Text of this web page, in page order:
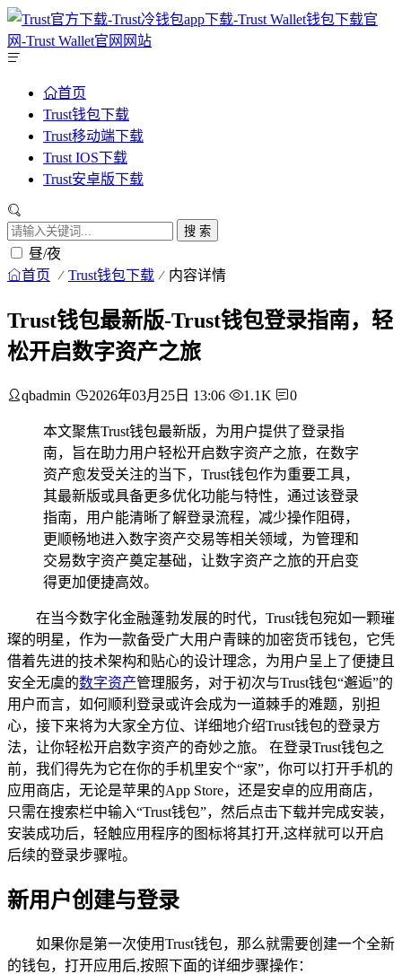
首页
Trust钱包下载
Trust移动端下载
Trust IOS下载
Trust安卓版下载
搜 索
昼/夜
首页 Trust钱包下载 内容详情
Trust钱包最新版-Trust钱包登录指南，轻
松开启数字资产之旅
qbadmin 2026年03月25日 13:06 1.1K 0
本文聚焦Trust钱包最新版，为用户提供了登录指
南，旨在助力用户轻松开启数字资产之旅，在数字
资产愈发受关注的当下，Trust钱包作为重要工具，
其最新版或具备更多优化功能与特性，通过该登录
指南，用户能清晰了解登录流程，减少操作阻碍，
更顺畅地进入数字资产交易等相关领域，为管理和
交易数字资产奠定基础，让数字资产之旅的开启变
得更加便捷高效。
在当今数字化金融蓬勃发展的时代，Trust钱包宛如一颗璀
璨的明星，作为一款备受广大用户青睐的加密货币钱包，它凭
借着先进的技术架构和贴心的设计理念，为用户呈上了便捷且
安全无虞的数字资产管理服务，对于初次与Trust钱包“邂逅”的
用户而言，如何顺利登录或许会成为一道棘手的难题，别担
心，接下来将为大家全方位、详细地介绍Trust钱包的登录方
法，让你轻松开启数字资产的奇妙之旅。 在登录Trust钱包之
前，我们得先为它在你的手机里安个“家”，你可以打开手机的
应用商店，无论是苹果的App Store，还是安卓的应用商店，
只需在搜索栏中输入“Trust钱包”，然后点击下载并完成安装，
安装成功后，轻触应用程序的图标将其打开,这样就可以开启
后续的登录步骤啦。
新用户创建与登录
如果你是第一次使用Trust钱包，那么就需要创建一个全新
的钱包，打开应用后,按照下面的详细步骤操作：